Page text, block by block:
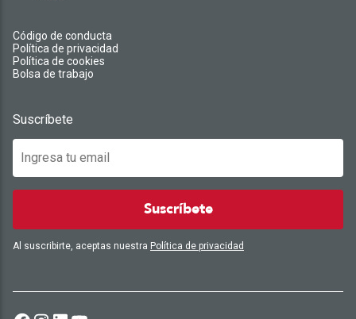
Código de conducta
Política de privacidad
Política de cookies
Bolsa de trabajo
Suscríbete
Suscríbete
Al suscribirte, aceptas nuestra Política de privacidad